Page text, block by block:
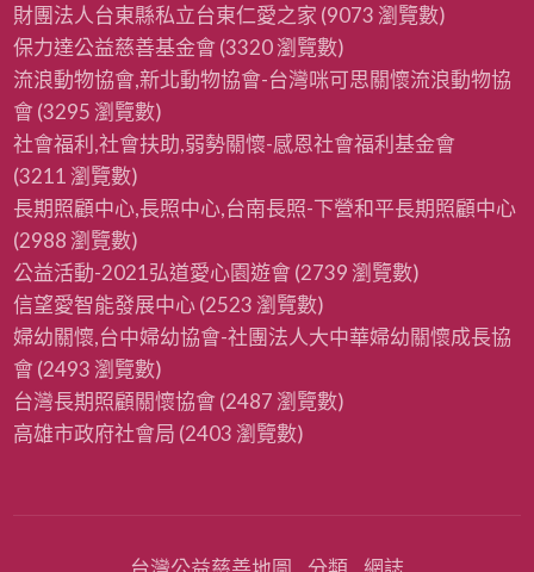
財團法人台東縣私立台東仁愛之家 (9073 瀏覽數)
保力達公益慈善基金會 (3320 瀏覽數)
流浪動物協會,新北動物協會-台灣咪可思關懷流浪動物協
會 (3295 瀏覽數)
社會福利,社會扶助,弱勢關懷-感恩社會福利基金會
(3211 瀏覽數)
長期照顧中心,長照中心,台南長照-下營和平長期照顧中心
(2988 瀏覽數)
公益活動-2021弘道愛心園遊會 (2739 瀏覽數)
信望愛智能發展中心(2523 瀏覽數)
婦幼關懷,台中婦幼協會-社團法人大中華婦幼關懷成長協
會 (2493 瀏覽數)
台灣長期照顧關懷協會 (2487 瀏覽數)
高雄市政府社會局 (2403 瀏覽數)